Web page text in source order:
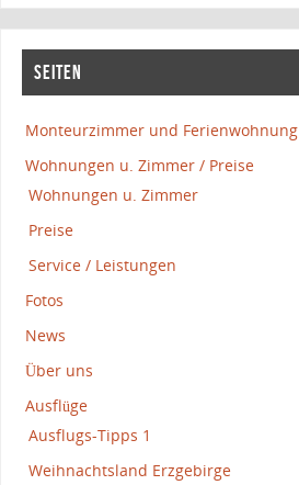
SEITEN
Monteurzimmer und Ferienwohnung
Wohnungen u. Zimmer / Preise
Wohnungen u. Zimmer
Preise
Service / Leistungen
Fotos
News
Über uns
Ausflüge
Ausflugs-Tipps 1
Weihnachtsland Erzgebirge